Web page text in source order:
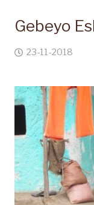
Gebeyo
23-11-2018